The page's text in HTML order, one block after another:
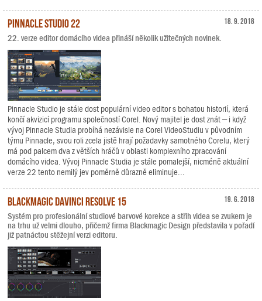
18. 9. 2018
Pinnacle Studio 22
22. verze editor domácího videa přináší několik užitečných novinek.
Pinnacle Studio je stále dost populární video editor s bohatou historií, která
končí akvizicí programu společností Corel. Nový majitel je dost znát – i když
vývoj Pinnacle Studia probíhá nezávisle na Corel VideoStudiu v původním
týmu Pinnacle, svou roli zcela jistě hrají požadavky samotného Corelu, který
má pod palcem dva z větších hráčů v oblasti komplexního zpracování
domácího videa. Vývoj Pinnacle Studia je stále pomalejší, nicméně aktuální
verze 22 tento nemilý jev poměrně důrazně eliminuje...
19. 6. 2018
Blackmagic DaVinci Resolve 15
Systém pro profesionální studiové barvové korekce a střih videa se zvukem je
na trhu už velmi dlouho, přičemž firma Blackmagic Design představila v pořadí
již patnáctou stěžejní verzi editoru.